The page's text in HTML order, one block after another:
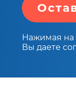
Нажимая на
Вы даете